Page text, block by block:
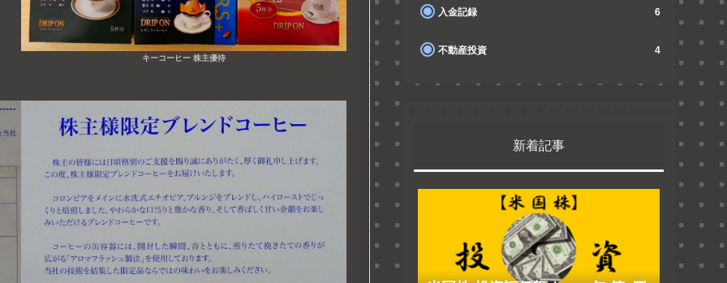
キーコーヒー 株主優待
入金記録 6
不動産投資 4
新着記事